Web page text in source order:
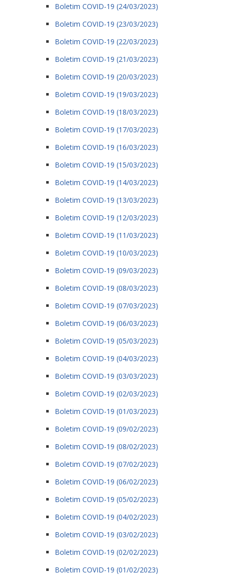
Boletim COVID-19 (24/03/2023)
Boletim COVID-19 (23/03/2023)
Boletim COVID-19 (22/03/2023)
Boletim COVID-19 (21/03/2023)
Boletim COVID-19 (20/03/2023)
Boletim COVID-19 (19/03/2023)
Boletim COVID-19 (18/03/2023)
Boletim COVID-19 (17/03/2023)
Boletim COVID-19 (16/03/2023)
Boletim COVID-19 (15/03/2023)
Boletim COVID-19 (14/03/2023)
Boletim COVID-19 (13/03/2023)
Boletim COVID-19 (12/03/2023)
Boletim COVID-19 (11/03/2023)
Boletim COVID-19 (10/03/2023)
Boletim COVID-19 (09/03/2023)
Boletim COVID-19 (08/03/2023)
Boletim COVID-19 (07/03/2023)
Boletim COVID-19 (06/03/2023)
Boletim COVID-19 (05/03/2023)
Boletim COVID-19 (04/03/2023)
Boletim COVID-19 (03/03/2023)
Boletim COVID-19 (02/03/2023)
Boletim COVID-19 (01/03/2023)
Boletim COVID-19 (09/02/2023)
Boletim COVID-19 (08/02/2023)
Boletim COVID-19 (07/02/2023)
Boletim COVID-19 (06/02/2023)
Boletim COVID-19 (05/02/2023)
Boletim COVID-19 (04/02/2023)
Boletim COVID-19 (03/02/2023)
Boletim COVID-19 (02/02/2023)
Boletim COVID-19 (01/02/2023)